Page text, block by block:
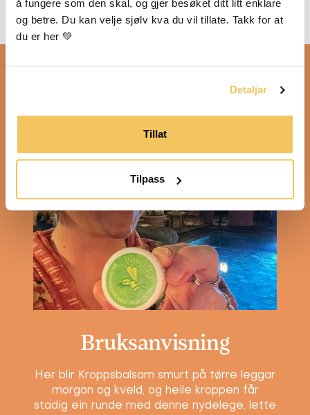
å fungere som den skal, og gjer besøket ditt litt enklare
og betre. Du kan velje sjølv kva du vil tillate. Takk for at
du er her 💚
Detaljar
Tillat
Tilpass
Bruksanvisning
Her blir Kroppsbalsam smurt på tørre leggar
morgon og kveld, og heile kroppen får
stadig ein runde med denne nydelege, lette